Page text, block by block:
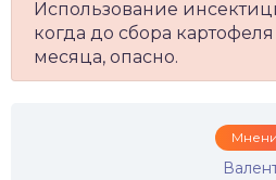
Использование
когда до сбора
месяца, опасно.